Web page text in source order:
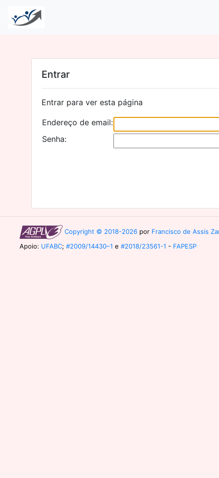
Entrar
Entrar para ver esta página
Endereço de email:
Senha:
Copyright © 2018-2026 por Francisco de Assis
Apoio: UFABC; #2009/14430–1 e #2018/23561-1 - FAPESP